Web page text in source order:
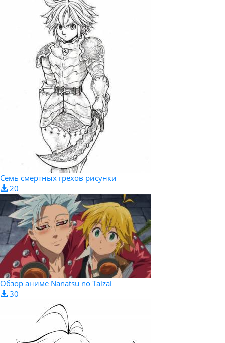
Семь смертных грехов рисунки
20
Обзор аниме Nanatsu no Taizai
30